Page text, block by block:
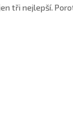
tři nejlepší.